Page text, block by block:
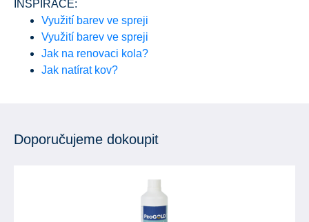
INSPIRACE:
Využití barev ve spreji
Využití barev ve spreji
Jak na renovaci kola?
Jak natírat kov?
Doporučujeme dokoupit